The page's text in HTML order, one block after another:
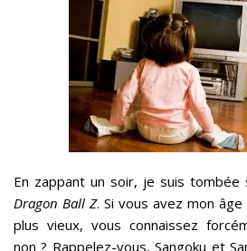
En zappant un soir, je suis tombée
Dragon Ball Z. Si vous avez mon
plus vieux, vous connaissez
non ? Rappelez-vous, Sangoku et